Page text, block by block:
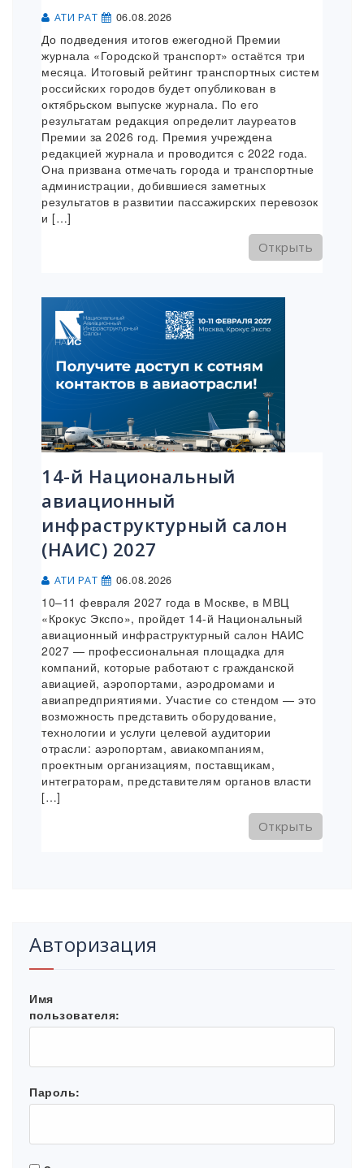
АТИ РАТ 06.08.2026
До подведения итогов ежегодной Премии
журнала «Городской транспорт» остаётся три
месяца. Итоговый рейтинг транспортных систем
российских городов будет опубликован в
октябрьском выпуске журнала. По его
результатам редакция определит лауреатов
Премии за 2026 год. Премия учреждена
редакцией журнала и проводится с 2022 года.
Она призвана отмечать города и транспортные
администрации, добившиеся заметных
результатов в развитии пассажирских перевозок
и […]
Открыть
14-й Национальный
авиационный
инфраструктурный салон
(НАИС) 2027
АТИ РАТ 06.08.2026
10–11 февраля 2027 года в Москве, в МВЦ
«Крокус Экспо», пройдет 14-й Национальный
авиационный инфраструктурный салон НАИС
2027 — профессиональная площадка для
компаний, которые работают с гражданской
авиацией, аэропортами, аэродромами и
авиапредприятиями. Участие со стендом — это
возможность представить оборудование,
технологии и услуги целевой аудитории
отрасли: аэропортам, авиакомпаниям,
проектным организациям, поставщикам,
интеграторам, представителям органов власти
[…]
Открыть
Авторизация
Имя
пользователя:
Пароль: